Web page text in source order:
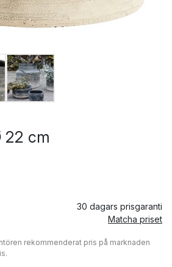
22 cm
30 dagars prisgaranti
Matcha priset
rekommenderat pris på marknaden